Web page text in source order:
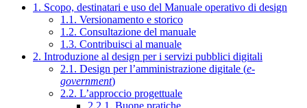
1. Scopo, destinatari e uso del Manuale operativo di design
1.1. Versionamento e storico
1.2. Consultazione del manuale
1.3. Contribuisci al manuale
2. Introduzione al design per i servizi pubblici digitali
2.1. Design per l’amministrazione digitale (e-
government)
2.2. L’approccio progettuale
2.2.1. Buone pratiche